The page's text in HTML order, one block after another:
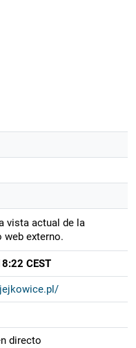
vista actual de la
externo.
CEST
directo